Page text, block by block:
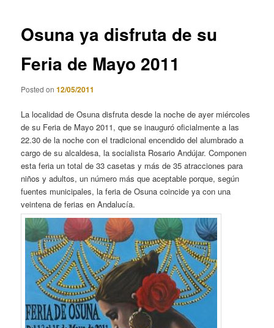
Osuna ya disfruta de su
Feria de Mayo 2011
Posted on12/05/2011
La localidad de Osuna disfruta desde la noche de ayer miércoles
de su Feria de Mayo 2011, que se inauguró oficialmente a las
22.30 de la noche con el tradicional encendido del alumbrado a
cargo de su alcaldesa, la socialista Rosario Andújar. Componen
esta feria un total de 33 casetas y más de 35 atracciones para
niños y adultos, un número más que aceptable porque, según
fuentes municipales, la feria de Osuna coincide ya con una
veintena de ferias en Andalucía.